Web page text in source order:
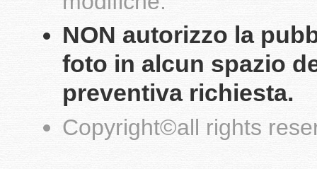
NON autorizzo la
foto in alcun spazio
preventiva richiesta.
Copyright©all rights